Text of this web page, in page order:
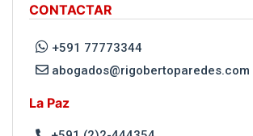
CONTACTAR
+591 77773344
abogados@rigobertoparedes.com
La Paz